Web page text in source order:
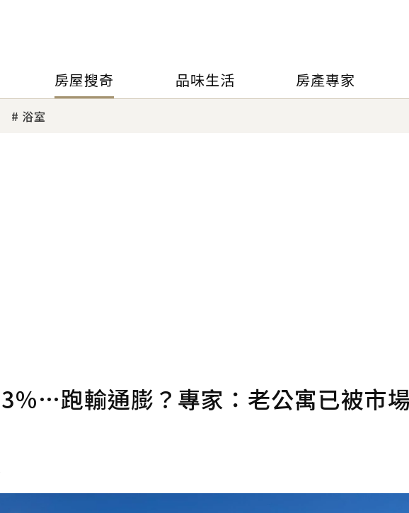
房屋搜奇 品味生活 房產專家
浴室
％…跑輸通膨？專家：老公寓已被市